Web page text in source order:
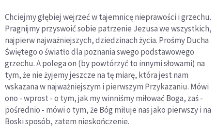
Chciejmy głębiej wejrzeć w tajemnicę nieprawości i grzechu.
Pragnijmy przyswoić sobie patrzenie Jezusa we wszystkich,
najpierw najważniejszych, dziedzinach życia. Prośmy Ducha
Świętego o światło dla poznania swego podstawowego
grzechu. A polega on (by powtórzyć to innymi słowami) na
tym, że nie żyjemy jeszcze na tę miarę, która jest nam
wskazana w najważniejszym i pierwszym Przykazaniu. Mówi
ono - wprost - o tym, jak my winniśmy miłować Boga, zaś -
pośrednio - mówi o tym, że Bóg miłuje nas jako pierwszy i na
Boski sposób, zatem nieskończenie.